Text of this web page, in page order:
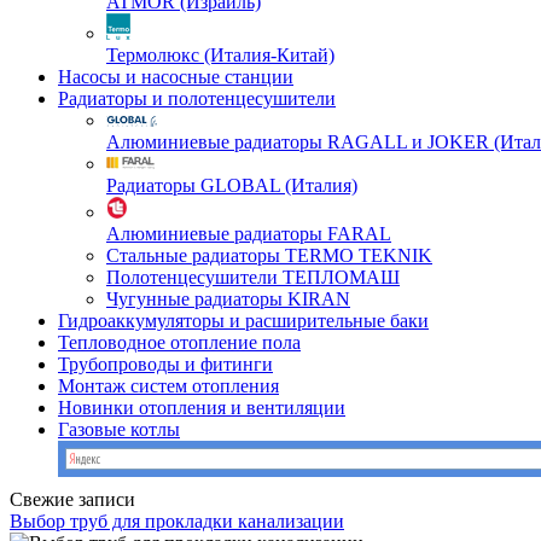
Термолюкс (Италия-Китай)
Насосы и насосные станции
Радиаторы и полотенцесушители
Алюминиевые радиаторы RAGALL и JOKER
Радиаторы GLOBAL (Италия)
Алюминиевые радиаторы FARAL
Стальные радиаторы TERMO TEKNIK
Полотенцесушители ТЕПЛОМАШ
Чугунные радиаторы KIRAN
Гидроаккумуляторы и расширительные баки
Тепловодное отопление пола
Трубопроводы и фитинги
Монтаж систем отопления
Новинки отопления и вентиляции
Газовые котлы
Свежие записи
Выбор труб для прокладки канализации